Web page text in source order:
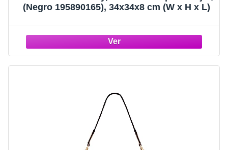
(Negro 195890165), 34x34x8 cm (W x H x L)